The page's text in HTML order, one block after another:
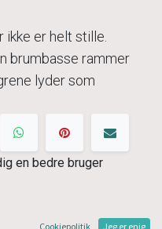
ikke er helt stille.
brumbasse rammer
lyder som
nårsomhelst, Mathilde
60’er soul, Ben
en bedre bruger
Cookiepolitik Jeg er enig